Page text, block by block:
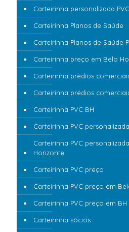
Carteirinha personalizada
Carteirinha Planos de Saúde
Carteirinha Planos de Saúde
Carteirinha preço em Belo
Carteirinha prédios
Carteirinha prédios
Carteirinha PVC BH
Carteirinha PVC personalizada
Carteirinha PVC
Horizonte
Carteirinha PVC preço
Carteirinha PVC preço em
Carteirinha PVC preço em BH
Carteirinha sócios